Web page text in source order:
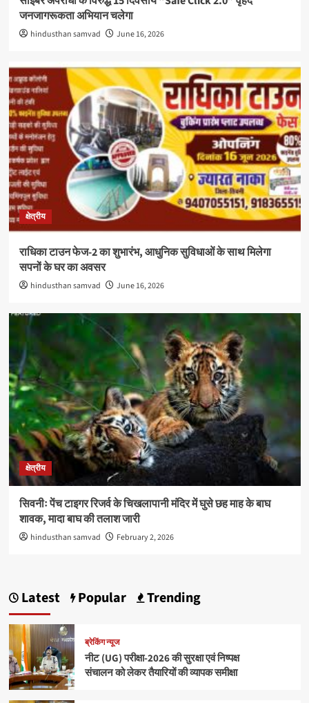
जनजागरूकता अभियान चलेगा
hindusthan samvad June 16, 2026
क्षेत्रीय
राधिका टाउन फेज-2 का शुभारंभ, आधुनिक सुविधाओं के साथ मिलेगा
सपनों के घर का अवसर
hindusthan samvad June 16, 2026
क्षेत्रीय
सिवनीः पेंच टाइगर रिजर्व के चिखलापानी मंदिर में घुसे छह माह के बाघ
शावक, मादा बाघ की तलाश जारी
hindusthan samvad February 2, 2026
Latest Popular Trending
ब्रेकिंग न्यूज
नीट (UG) परीक्षा-2026 की सुरक्षा एवं निष्पक्ष
संचालन को लेकर तैयारियों की व्यापक समीक्षा